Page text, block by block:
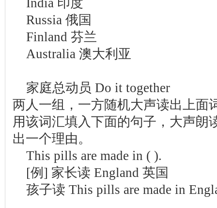
India 印度
Russia 俄国
Finland 芬兰
Australia 澳大利亚
家庭总动员 Do it together
两人一组，一方随机大声读出上面
用该词汇填入下面的句子，大声朗
出一个理由。
This pills are made in ( ).
[例] 家长读 England 英国
孩子读 This pills are made in